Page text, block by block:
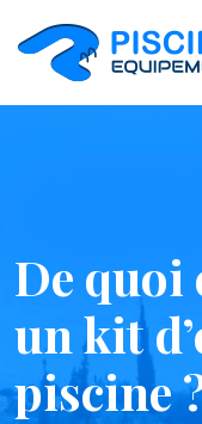
De quoi
un kit
piscine